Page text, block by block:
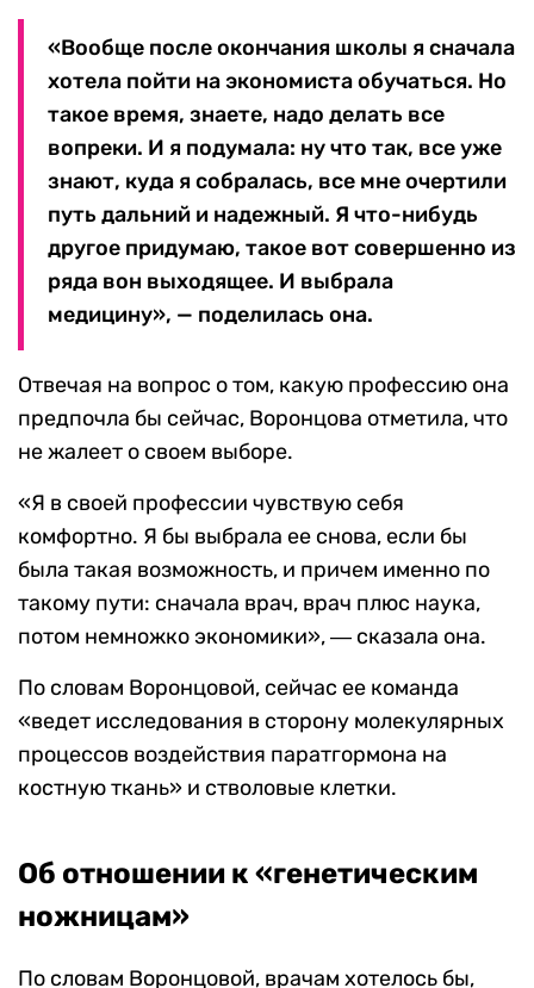
«Вообще после окончания школы я сначала
хотела пойти на экономиста обучаться. Но
такое время, знаете, надо делать все
вопреки. И я подумала: ну что так, все уже
знают, куда я собралась, все мне очертили
путь дальний и надежный. Я что-нибудь
другое придумаю, такое вот совершенно из
ряда вон выходящее. И выбрала
медицину», — поделилась она.
Отвечая на вопрос о том, какую профессию она
предпочла бы сейчас, Воронцова отметила, что
не жалеет о своем выборе.
«Я в своей профессии чувствую себя
комфортно. Я бы выбрала ее снова, если бы
была такая возможность, и причем именно по
такому пути: сначала врач, врач плюс наука,
потом немножко экономики», ― сказала она.
По словам Воронцовой, сейчас ее команда
«ведет исследования в сторону молекулярных
процессов воздействия паратгормона на
костную ткань» и стволовые клетки.
Об отношении к «генетическим
ножницам»
По словам Воронцовой, врачам хотелось бы,